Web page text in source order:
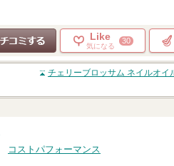
クチコミする
Like
気になる
30
チェリーブロッサム ネイルオイ
コストパフォーマンス